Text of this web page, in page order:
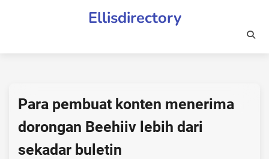
Ellisdirectory
Para pembuat konten menerima
dorongan Beehiiv lebih dari
sekadar buletin